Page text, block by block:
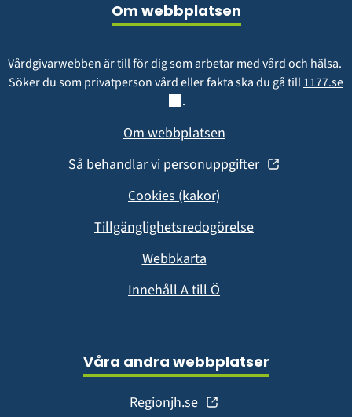
Om webbplatsen
Vårdgivarwebben är till för dig som arbetar med vård och hälsa.
Söker du som privatperson vård eller fakta ska du gå till 1177.se
.
Om webbplatsen
Så behandlar vi personuppgifter (öppnas
Cookies (kakor)
Tillgänglighetsredogörelse
Webbkarta
Innehåll A till Ö
Våra andra webbplatser
Regionjh.se (öppnas